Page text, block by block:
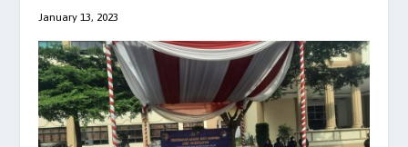
January 13, 2023